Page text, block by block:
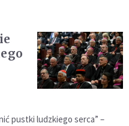
pustki ludzkiego serca” –